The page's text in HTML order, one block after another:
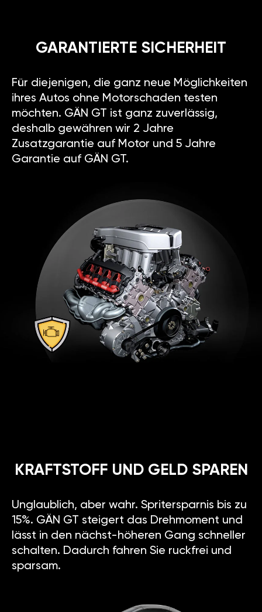
GARANTIERTE SICHERHEIT
Für diejenigen, die ganz neue Möglichkeiten
ihres Autos ohne Motorschaden testen
möchten. GÄN GT ist ganz zuverlässig,
deshalb gewähren wir 2 Jahre
Zusatzgarantie auf Motor und 5 Jahre
Garantie auf GÄN GT.
KRAFTSTOFF UND GELD SPAREN
Unglaublich, aber wahr. Spritersparnis bis zu
15%. GÄN GT steigert das Drehmoment und
lässt in den nächst-höheren Gang schneller
schalten. Dadurch fahren Sie ruckfrei und
sparsam.